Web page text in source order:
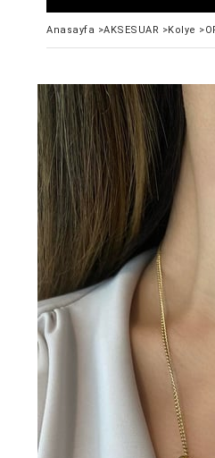
Anasayfa >AKSESUAR >Kolye >